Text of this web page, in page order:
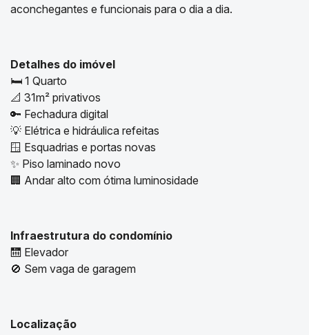
aconchegantes e funcionais para o dia a dia.
Detalhes do imóvel
🛏️ 1 Quarto
📐 31m² privativos
🔑 Fechadura digital
💡 Elétrica e hidráulica refeitas
🪟 Esquadrias e portas novas
✨ Piso laminado novo
🏢 Andar alto com ótima luminosidade
Infraestrutura do condomínio
🛗 Elevador
🚫 Sem vaga de garagem
Localização